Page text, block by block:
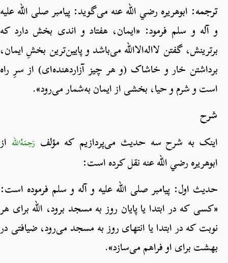
ترجمه:ابوهریره رضي الله عنه می‌گوید: پیامبر صلی الله علیه
و آله و سلم فرمود: «ایمان، هفتاد و اندی بخش دارد که
برترینش، گفتن لااله‌الاالله می‌باشد و پایین‌ترین بخشِ ایمان،
برداشتن خار و خاشاک (و هر چیز آزاردهنده‌ای) از سرِ راه
است و شرم و حیا، بخشی از ایمان به‌شمار می‌رود».
شرح
اینک به شرح سه حدیث می‌پردازیم که مؤلفرَحِمَهُ‌اللهاز
ابوهریره رضي الله عنه نقل کرده است:
حدیث اول: پیامبر صلی الله علیه و آله و سلم فرموده است:
«کسی که در ابتدا یا پایان روز به مسجد برود، الله برای هر
نوبت که در ابتدا یا انتهای روز به مسجد می‌رود، ضیافتی در
بهشت برای او فراهم می‌سازد».